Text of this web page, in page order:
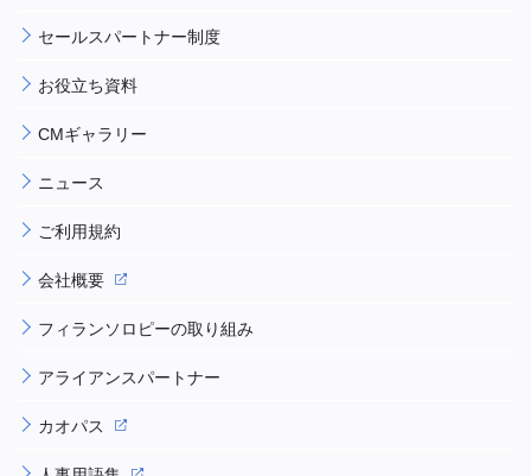
セールスパートナー制度
お役立ち資料
CMギャラリー
ニュース
ご利用規約
会社概要
フィランソロピーの取り組み
アライアンスパートナー
カオパス